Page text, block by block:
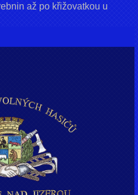
až po křižovatkou u